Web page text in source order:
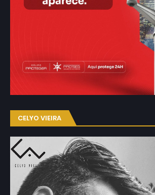
CELYO VIEIRA